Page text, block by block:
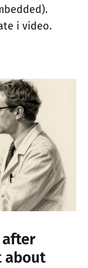
i video.
after
about